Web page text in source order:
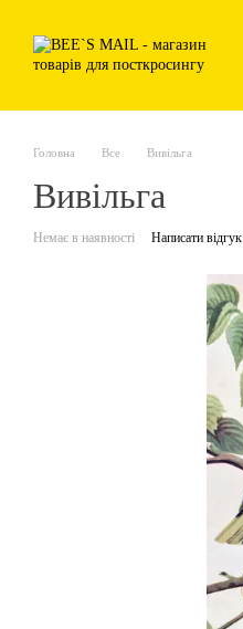
Головна Все Вивільга
Вивільга
Немає в наявності Написати відгук